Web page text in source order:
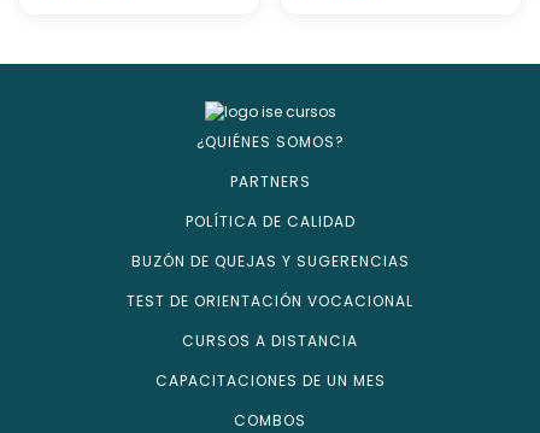
¿QUIÉNES SOMOS?
PARTNERS
POLÍTICA DE CALIDAD
BUZÓN DE QUEJAS Y SUGERENCIAS
TEST DE ORIENTACIÓN VOCACIONAL
CURSOS A DISTANCIA
CAPACITACIONES DE UN MES
COMBOS